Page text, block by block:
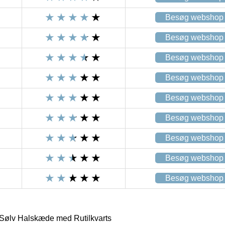
Besøg webshop
Besøg webshop
Besøg webshop
Besøg webshop
Besøg webshop
Besøg webshop
Besøg webshop
Besøg webshop
Besøg webshop
Halskæde med Rutilkvarts